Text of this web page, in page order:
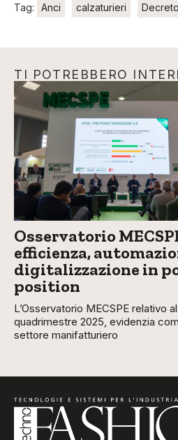
Tag: Anci calzaturieri
TI POTREBBERO
Osservatorio
efficienza,
digitalizzazione in
position
L’Osservatorio MECSPE relativo
quadrimestre 2025, evidenzia
settore manifatturiero